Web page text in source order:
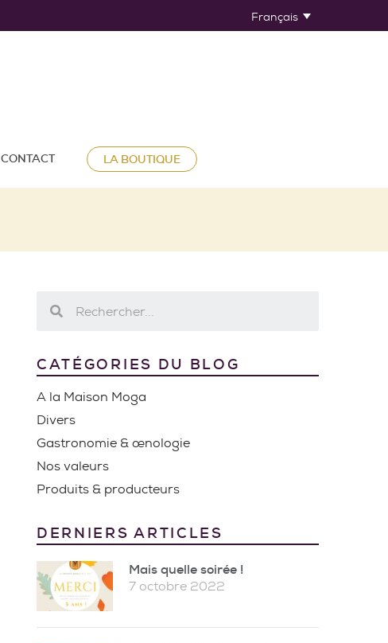
Français
CONTACT LA BOUTIQUE
CATÉGORIES DU BLOG
A la Maison Moga
Divers
Gastronomie & œnologie
Nos valeurs
Produits & producteurs
DERNIERS ARTICLES
Mais quelle soirée !
7 octobre 2022